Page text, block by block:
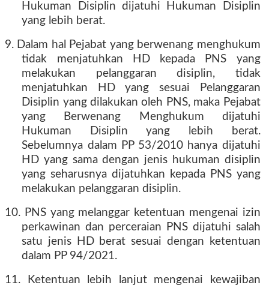
Hukuman Disiplin dijatuhi Hukuman Disiplin
yang lebih berat.
9. Dalam hal Pejabat yang berwenang menghukum
tidak menjatuhkan HD kepada PNS yang
melakukan pelanggaran disiplin, tidak
menjatuhkan HD yang sesuai Pelanggaran
Disiplin yang dilakukan oleh PNS, maka Pejabat
yang Berwenang Menghukum dijatuhi
Hukuman Disiplin yang lebih berat.
Sebelumnya dalam PP 53/2010 hanya dijatuhi
HD yang sama dengan jenis hukuman disiplin
yang seharusnya dijatuhkan kepada PNS yang
melakukan pelanggaran disiplin.
10. PNS yang melanggar ketentuan mengenai izin
perkawinan dan perceraian PNS dijatuhi salah
satu jenis HD berat sesuai dengan ketentuan
dalam PP 94/2021.
11. Ketentuan lebih lanjut mengenai kewajiban